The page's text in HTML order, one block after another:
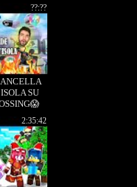
SU
??:??
2:35:42